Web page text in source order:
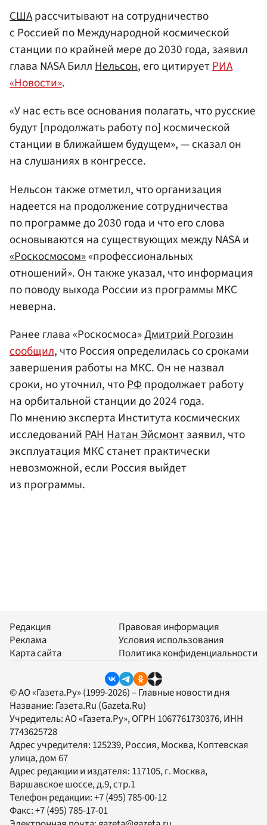
СШАрассчитывают на сотрудничество
с Россией по Международной космической
станции по крайней мере до 2030 года, заявил
глава NASA БиллНельсон, его цитируетРИА
«Новости».
«У нас есть все основания полагать, что русские
будут [продолжать работу по] космической
станции в ближайшем будущем», — сказал он
на слушаниях в конгрессе.
Нельсон также отметил, что организация
надеется на продолжение сотрудничества
по программе до 2030 года и что его слова
основываются на существующих между NASA и
«Роскосмосом»«профессиональных
отношений». Он также указал, что информация
по поводу выхода России из программы МКС
неверна.
Ранее глава «Роскосмоса»Дмитрий Рогозин
сообщил, что Россия определилась со сроками
завершения работы на МКС. Он не назвал
сроки, но уточнил, чтоРФпродолжает работу
на орбитальной станции до 2024 года.
По мнению эксперта Института космических
исследованийРАННатан Эйсмонтзаявил, что
эксплуатация МКС станет практически
невозможной, если Россия выйдет
из программы.
Редакция
Реклама
Карта сайта
Правовая информация
Условия использования
Политика конфиденциальности
© АО «Газета.Ру» (1999-2026) – Главные новости дня
Название: Газета.Ru (Gazeta.Ru)
Учредитель:АО «Газета.Ру», ОГРН 1067761730376, ИНН
7743625728
Адрес учредителя: 125239, Россия, Москва, Коптевская
улица, дом 67
Адрес редакции и издателя: 117105, г. Москва,
Варшавское шоссе, д.9, стр.1
Телефон редакции:+7 (495) 785-00-12
Факс:+7 (495) 785-17-01